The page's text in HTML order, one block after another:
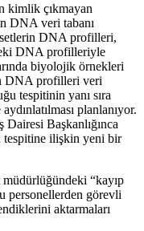
kimlik çıkmayan
DNA veri tabanı
DNA profilleri,
DNA profilleriyle
biyolojik örnekleri
DNA profilleri veri
tespitinin yanı sıra
planlanıyor.
Başkanlığınca
tespitine ilişkin yeni bir
“kayıp
personellerden görevli
aktarmaları